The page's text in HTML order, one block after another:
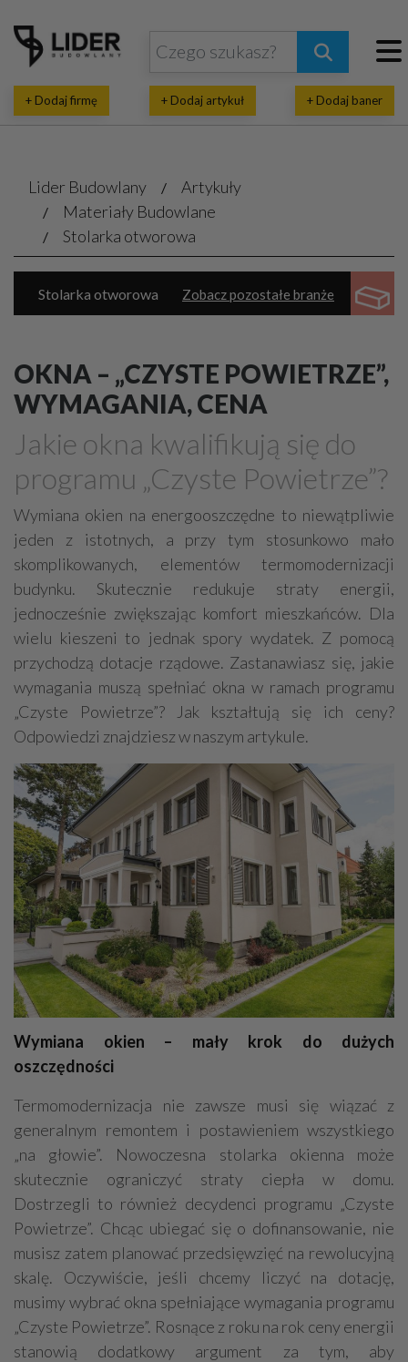
+ Dodaj firmę + Dodaj artykuł + Dodaj baner
Lider Budowlany
Artykuły
Materiały Budowlane
Stolarka otworowa
Zobacz pozostałe branże
Stolarka otworowa
Elewacje, zabezpieczenia
Systemy budowlane
Drewno, konstrukcje drewniane
Farby, kleje, lakiery, emalie
Beton
Cegły, pustaki, bloczki
Szalunki, szalunki kartonowe
Techniki zamocowań
Kostka brukowa, granitowa
Beton komórkowy
Kruszywa
Systemy kominowe
Izolacje akustyczne
Składy budowlane
Stal, wyroby stalowe
Sklejki Blachy
Szkło
Tworzywa sztuczne
Styropian
System barw
Filtry
Metale
OKNA – „CZYSTE POWIETRZE”,
WYMAGANIA, CENA
Jakie okna kwalifikują się do
programu „Czyste Powietrze”?
Wymiana okien na energooszczędne to niewątpliwie
jeden z istotnych, a przy tym stosunkowo mało
skomplikowanych, elementów termomodernizacji
budynku. Skutecznie redukuje straty energii,
jednocześnie zwiększając komfort mieszkańców. Dla
wielu kieszeni to jednak spory wydatek. Z pomocą
przychodzą dotacje rządowe. Zastanawiasz się, jakie
wymagania muszą spełniać okna w ramach programu
„Czyste Powietrze”? Jak kształtują się ich ceny?
Odpowiedzi znajdziesz w naszym artykule.
Wymiana okien – mały krok do dużych
oszczędności
Termomodernizacja nie zawsze musi się wiązać z
generalnym remontem i postawieniem wszystkiego
„na głowie”. Nowoczesna stolarka okienna może
skutecznie ograniczyć straty ciepła w domu.
Dostrzegli to również decydenci programu „Czyste
Powietrze”. Chcąc ubiegać się o dofinansowanie, nie
musisz zatem planować przedsięwzięć na rewolucyjną
skalę. Oczywiście, jeśli chcemy liczyć na dotację,
musimy wybrać okna spełniające wymagania programu
„Czyste Powietrze”. Rosnące z roku na rok ceny energii
stanowią dodatkowy argument za tym, aby